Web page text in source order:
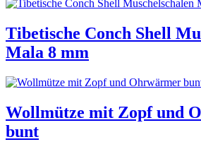
Tibetische Conch Shell
Mala 8 mm
Wollmütze mit Zopf und
bunt